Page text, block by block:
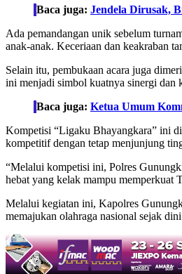
Baca juga: Jendela Dirusak,
Ada pemandangan unik sebelum
anak-anak. Keceriaan dan keakraban
Selain itu, pembukaan acara juga
ini menjadi simbol kuatnya sinergi dan
Baca juga: Ketua Umum
Kompetisi “Ligaku Bhayangkara” ini
kompetitif dengan tetap menjunjung
“Melalui kompetisi ini, Polres
hebat yang kelak mampu memperkuat
Melalui kegiatan ini, Kapolres
memajukan olahraga nasional sejak